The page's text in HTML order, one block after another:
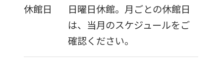
休館日
日曜日休館。月ごとの休館日
は、当月のスケジュールをご
確認ください。